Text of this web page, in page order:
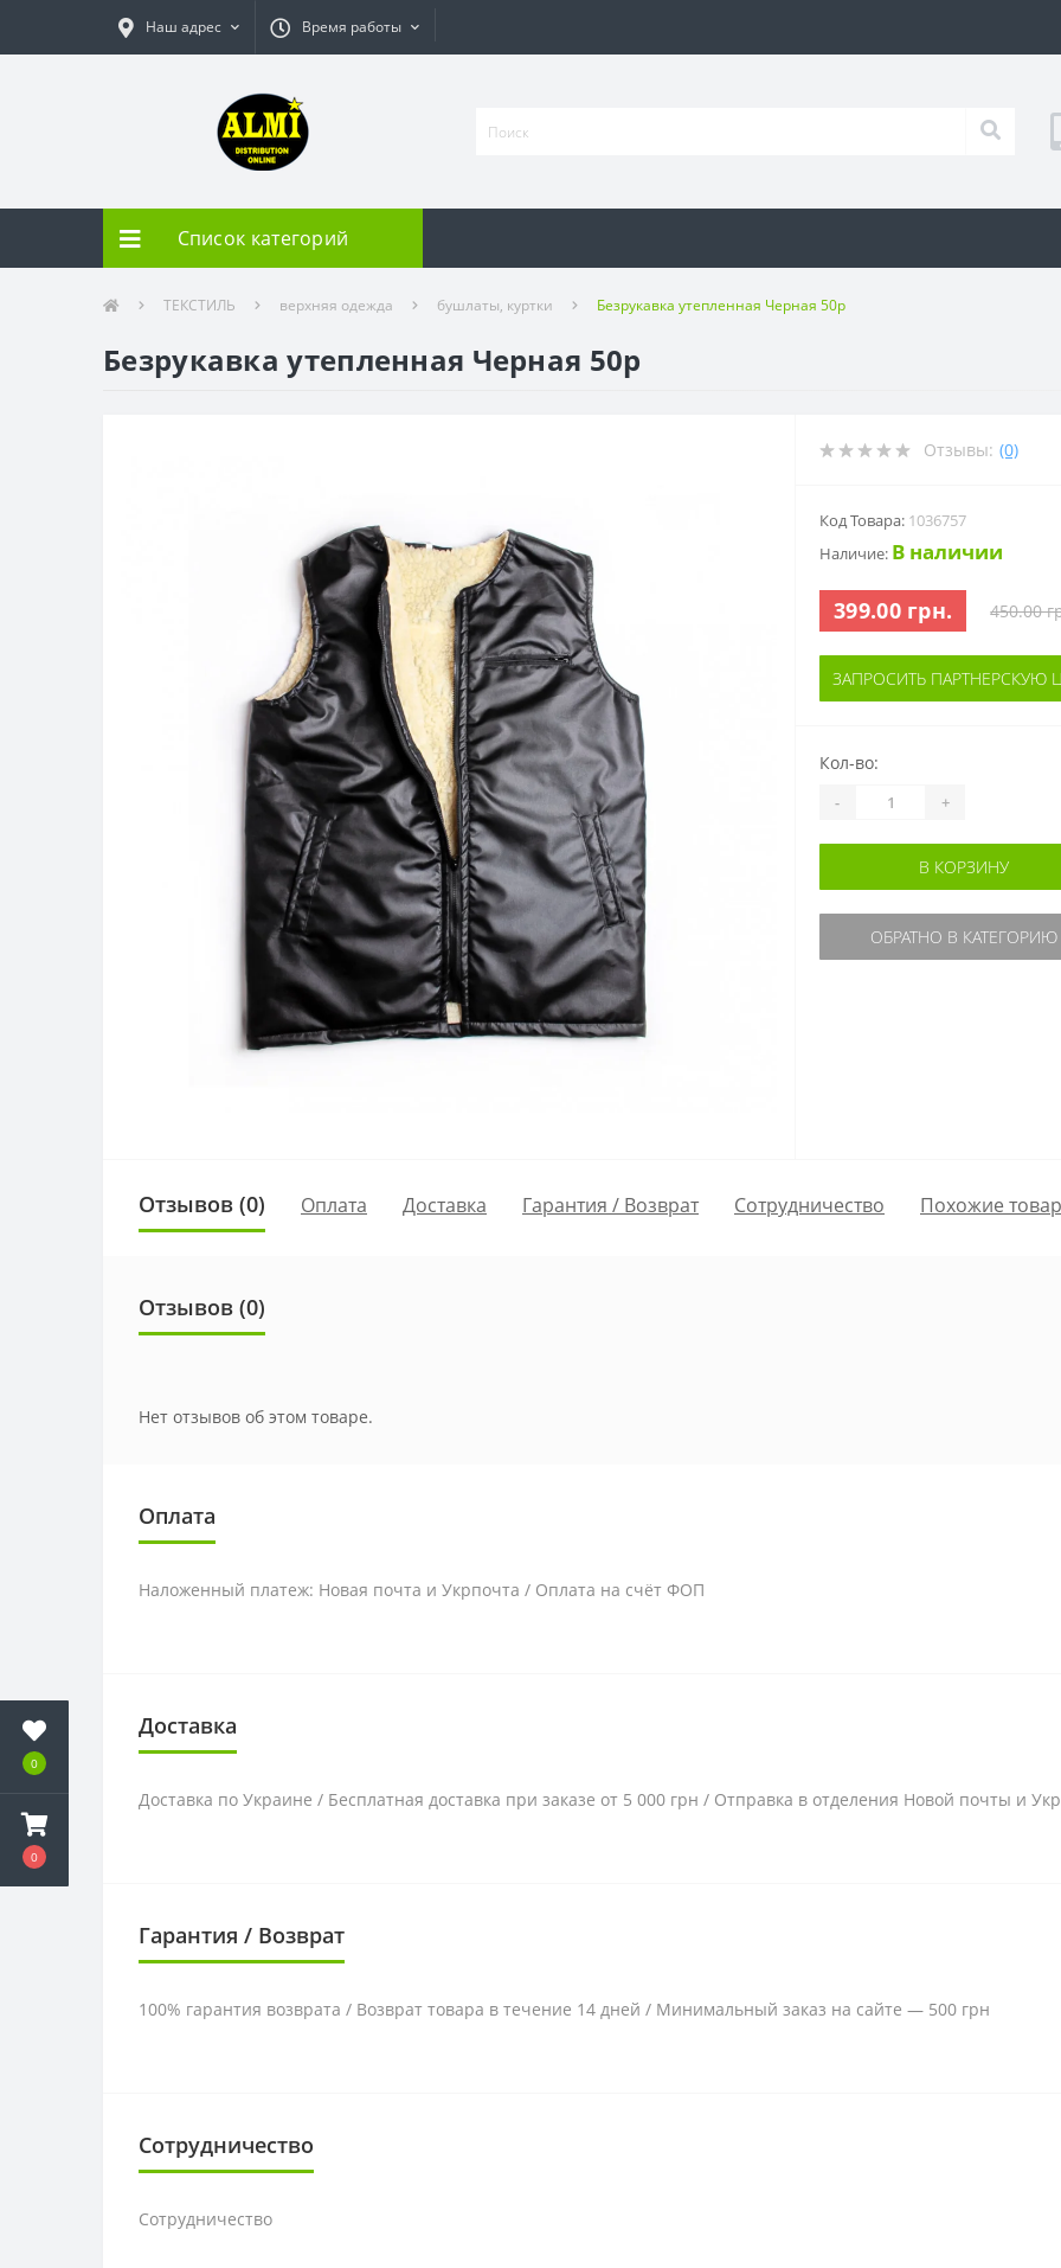
0
0
Наш адрес Время работы
Список категорий
ТЕКСТИЛЬ верхняя одежда бушлаты, куртки Безрукавка утепленная Черная 50р
Безрукавка утепленная Черная 50р
Отзывы: (0)
Код Товара: 1036757
Наличие: В наличии
399.00 грн. 450.00
ЗАПРОСИТЬ ПАРТНЕРСКУЮ
Кол-во:
- +
В КОРЗИНУ
ОБРАТНО В КАТЕГОРИЮ
Отзывов (0) Оплата Доставка Гарантия / Возврат Сотрудничество Похожие
Отзывов (0)
Нет отзывов об этом товаре.
Оплата
Наложенный платеж: Новая почта и Укрпочта / Оплата на счёт ФОП
Доставка
Доставка по Украине / Бесплатная доставка при заказе от 5 000 грн / Отправка в отделения Новой почты и
Гарантия / Возврат
100% гарантия возврата / Возврат товара в течение 14 дней / Минимальный заказ на сайте — 500 грн
Сотрудничество
Сотрудничество